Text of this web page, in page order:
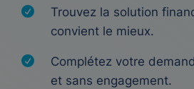
Trouvez la solution
convient le mieux.
Complétez votre
et sans engagement.